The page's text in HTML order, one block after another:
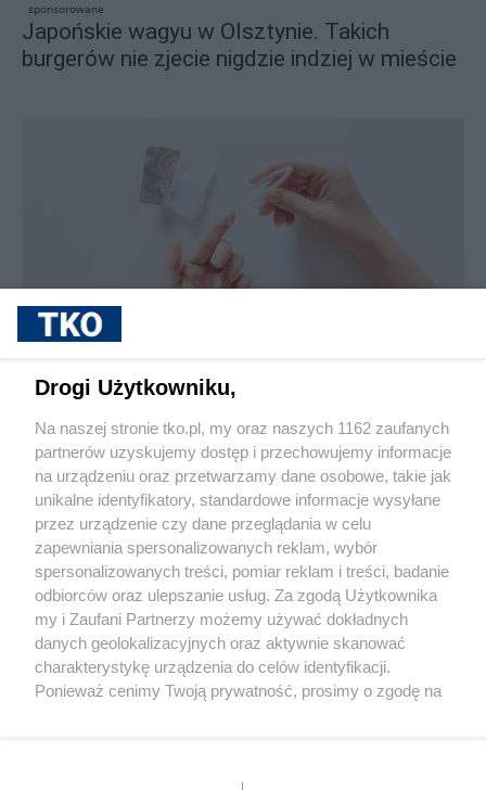
sponsorowane
Japońskie wagyu w Olsztynie. Takich
burgerów nie zjecie nigdzie indziej w mieście
Jak rozpoznać, że soczewki kontaktowe są
Pokaż więcej
Reklama Tematy Archiwum artykułów
Drogi Użytkowniku,
Na naszej stronie tko.pl, my oraz naszych 1162 zaufanych
partnerów uzyskujemy dostęp i przechowujemy informacje
na urządzeniu oraz przetwarzamy dane osobowe, takie jak
unikalne identyfikatory, standardowe informacje wysyłane
przez urządzenie czy dane przeglądania w celu
zapewniania spersonalizowanych reklam, wybór
spersonalizowanych treści, pomiar reklam i treści, badanie
odbiorców oraz ulepszanie usług. Za zgodą Użytkownika
my i Zaufani Partnerzy możemy używać dokładnych
danych geolokalizacyjnych oraz aktywnie skanować
charakterystykę urządzenia do celów identyfikacji.
Ponieważ cenimy Twoją prywatność, prosimy o zgodę na